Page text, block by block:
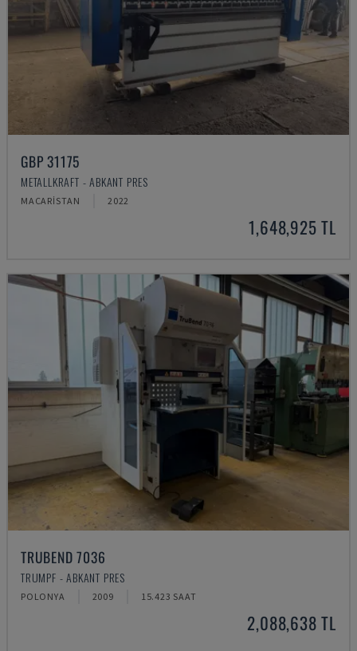
GBP 31175
METALLKRAFT - ABKANT PRES
MACARISTAN 2022
1,648,925 TL
TRUBEND 7036
TRUMPF - ABKANT PRES
POLONYA 2009 15.423 SAAT
2,088,638 TL